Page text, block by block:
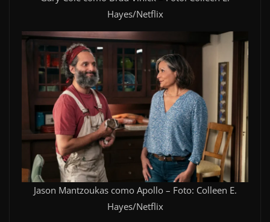
Hayes/Netflix
Jason Mantzoukas como Apollo – Foto: Colleen E.
Hayes/Netflix